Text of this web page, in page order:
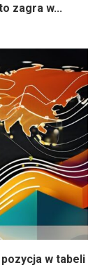
zagra w...
w tabeli